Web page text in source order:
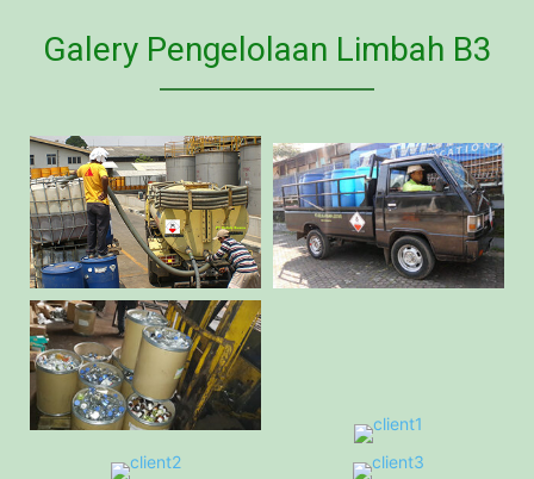
Galery Pengelolaan Limbah B3